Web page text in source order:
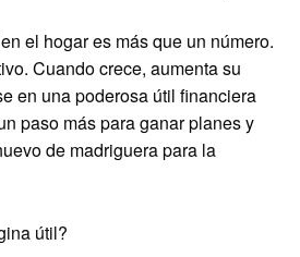
el hogar es más que un número.
Cuando crece, aumenta su
en una poderosa útil financiera
paso más para ganar planes y
de madriguera para la
útil?